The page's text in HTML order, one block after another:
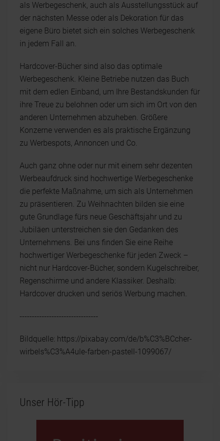
als Werbegeschenk, auch als Ausstellungsstück auf
der nächsten Messe oder als Dekoration für das
eigene Büro bietet sich ein solches Werbegeschenk
in jedem Fall an.
Hardcover-Bücher sind also das optimale
Werbegeschenk. Kleine Betriebe nutzen das Buch
mit dem edlen Einband, um Ihre Bestandskunden für
ihre Treue zu belohnen oder um sich im Ort von den
anderen Unternehmen abzuheben. Größere
Konzerne verwenden es als praktische Ergänzung
zu Werbespots, Annoncen und Co.
Auch ganz ohne oder nur mit einem sehr dezenten
Werbeaufdruck sind hochwertige Werbegeschenke
die perfekte Maßnahme, um sich als Unternehmen
zu präsentieren. Zu Weihnachten bilden sie eine
gute Grundlage fürs neue Geschäftsjahr und zu
Jubiläen unterstreichen sie den Gedanken des
Unternehmens. Bei uns finden Sie eine Reihe
hochwertiger Werbegeschenke für jeden Zweck –
nicht nur Hardcover-Bücher, sondern Kugelschreiber,
Regenschirme und andere Klassiker. Deshalb:
Hardcover drucken und seriös Werbung machen.
--------------------------------
Bildquelle: https://pixabay.com/de/b%C3%BCcher-
wirbels%C3%A4ule-farben-pastell-1099067/
Unser Hör-Tipp